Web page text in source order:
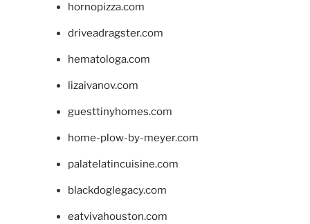
hornopizza.com
driveadragster.com
hematologa.com
lizaivanov.com
guesttinyhomes.com
home-plow-by-meyer.com
palatelatincuisine.com
blackdoglegacy.com
eatvivahouston.com